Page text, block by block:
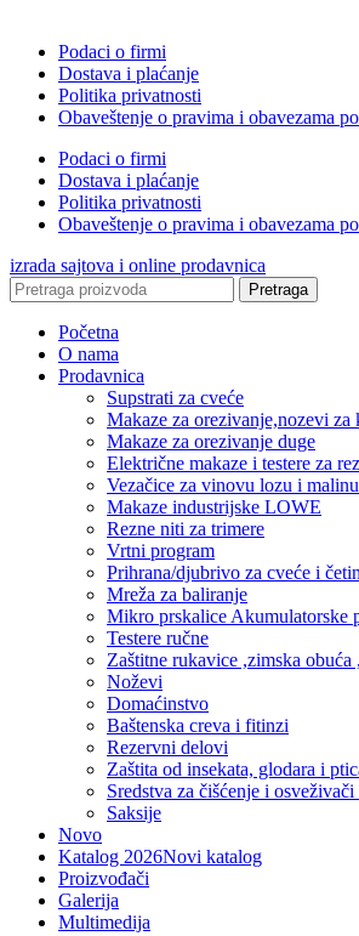
Podaci o firmi
Dostava i plaćanje
Politika privatnosti
Obaveštenje o pravima i obavezama
Podaci o firmi
Dostava i plaćanje
Politika privatnosti
Obaveštenje o pravima i obavezama
izrada sajtova i online prodavnica
Pretraga
Početna
O nama
Prodavnica
Supstrati za cveće
Makaze za orezivanje,nozevi za
Makaze za orezivanje duge
Električne makaze i testere za
Vezačice za vinovu lozu i
Makaze industrijske LOWE
Rezne niti za trimere
Vrtni program
Prihrana/djubrivo za cveće i
Mreža za baliranje
Mikro prskalice Akumulatorske
Testere ručne
Zaštitne rukavice ,zimska
Noževi
Domaćinstvo
Baštenska creva i fitinzi
Rezervni delovi
Zaštita od insekata, glodara i
Sredstva za čišćenje i osveživači
Saksije
Novo
Katalog 2026Novi katalog
Proizvođači
Galerija
Multimedija